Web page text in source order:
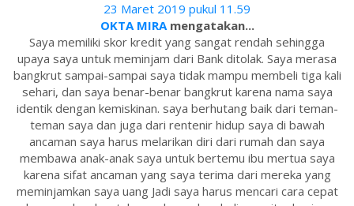
23 Maret 2019 pukul 11.59
OKTA MIRAmengatakan...
Saya memiliki skor kredit yang sangat rendah sehingga
upaya saya untuk meminjam dari Bank ditolak. Saya merasa
bangkrut sampai-sampai saya tidak mampu membeli tiga kali
sehari, dan saya benar-benar bangkrut karena nama saya
identik dengan kemiskinan. saya berhutang baik dari teman-
teman saya dan juga dari rentenir hidup saya di bawah
ancaman saya harus melarikan diri dari rumah dan saya
membawa anak-anak saya untuk bertemu ibu mertua saya
karena sifat ancaman yang saya terima dari mereka yang
meminjamkan saya uang Jadi saya harus mencari cara cepat